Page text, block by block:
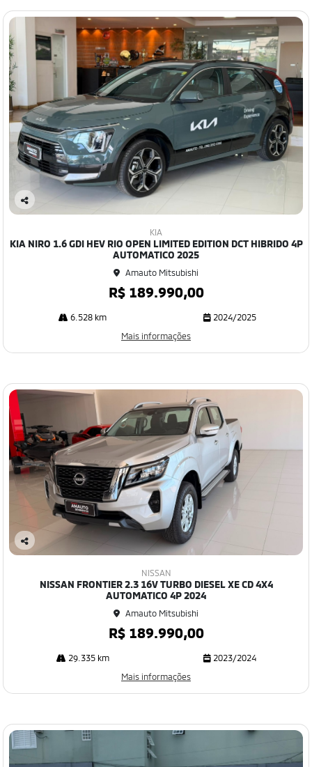
Co
ilh
KIA
KIA NIRO 1.6 GDI HEV RIO OPEN LIMITED EDITION DCT HIBRIDO 4P
AUTOMATICO 2025
Amauto Mitsubishi
R$ 189.990,00
6.528 km
2024/2025
Mais informações
Co
NISSAN
NISSAN FRONTIER 2.3 16V TURBO DIESEL XE CD 4X4
AUTOMATICO 4P 2024
Amauto Mitsubishi
R$ 189.990,00
29.335 km
2023/2024
Mais informações